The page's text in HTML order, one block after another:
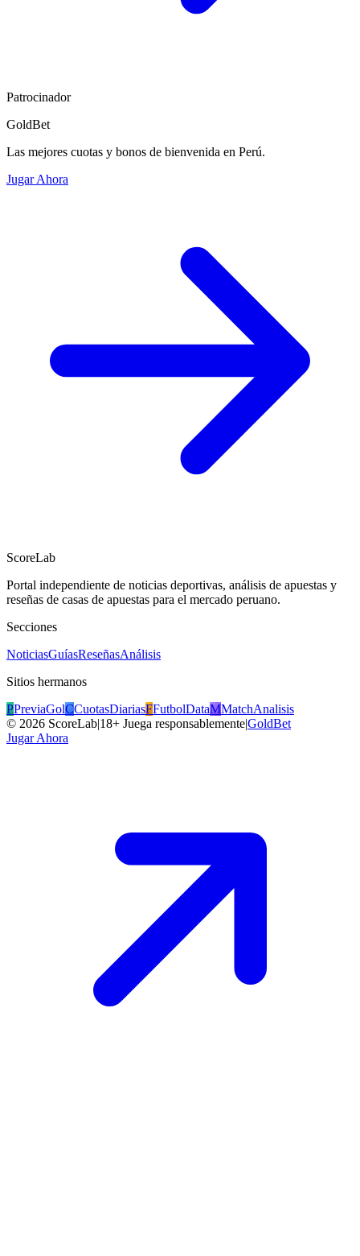
Patrocinador
GoldBet
Las mejores cuotas y bonos de bienvenida en Perú.
Jugar Ahora
ScoreLab
Portal independiente de noticias deportivas, análisis de apuestas y
reseñas de casas de apuestas para el mercado peruano.
Secciones
NoticiasGuíasReseñasAnálisis
Sitios hermanos
PPreviaGolCCuotasDiariasFFutbolDataMMatchAnalisis
© 2026 ScoreLab|18+ Juega responsablemente|GoldBet
Jugar Ahora